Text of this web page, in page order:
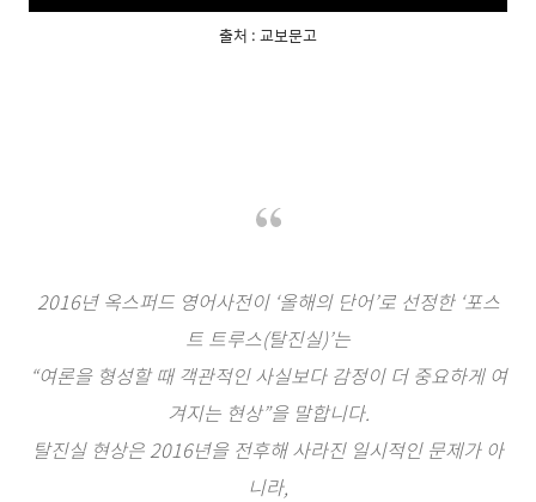
출처 : 교보문고
2016년 옥스퍼드 영어사전이 ‘올해의 단어’로 선정한 ‘포스
트 트루스(탈진실)’는
“여론을 형성할 때 객관적인 사실보다 감정이 더 중요하게 여
겨지는 현상”을 말합니다.
탈진실 현상은 2016년을 전후해 사라진 일시적인 문제가 아
니라,